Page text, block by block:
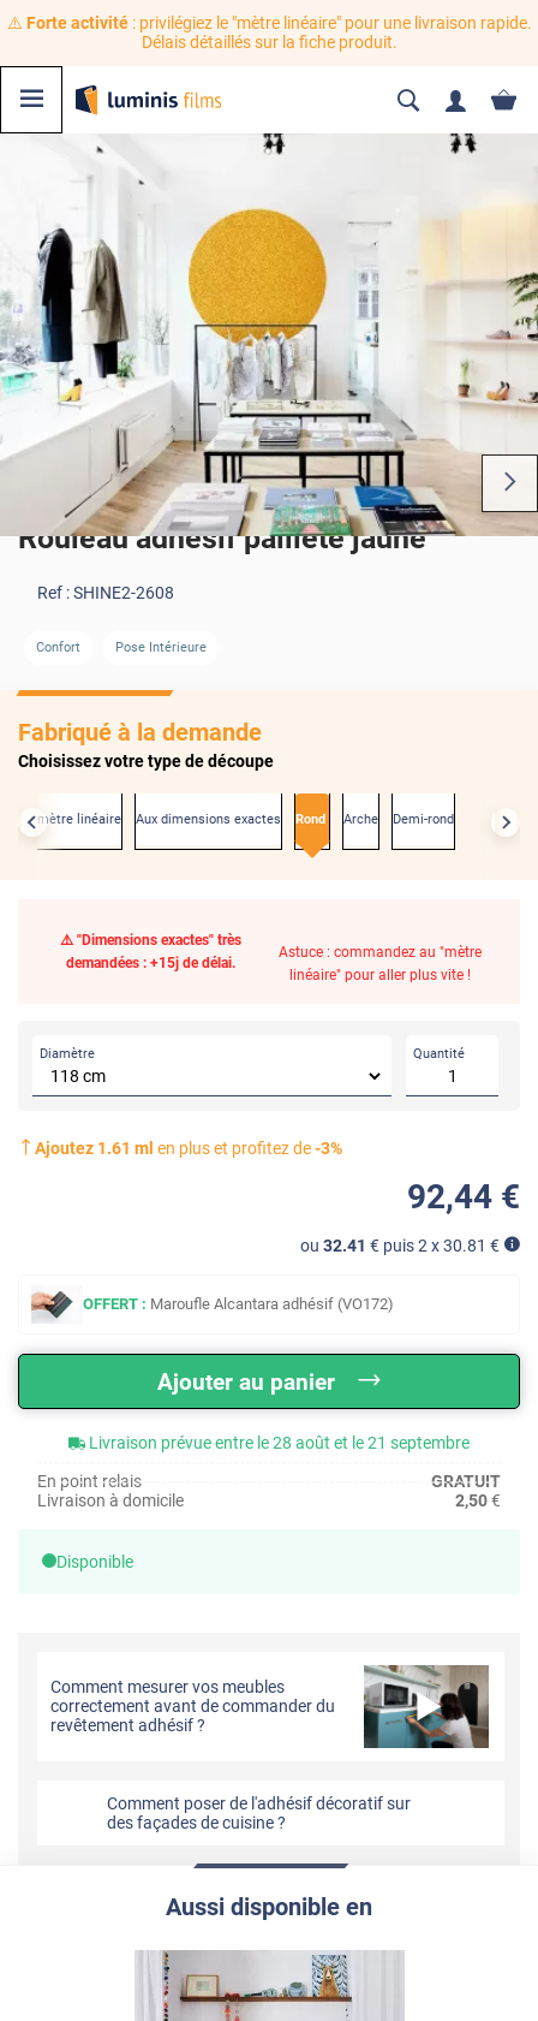
⚠️ Forte activité: privilégiez le "mètre linéaire" pour une livraison rapide.
Délais détaillés sur la fiche produit.
Rouleau adhésif pailleté jaune
Ref :SHINE2-2608
Confort Pose Intérieure
Fabriqué à la demande
Choisissez votre type de découpe
Au mètre linéaire Aux dimensions exactes Rond Arche Demi-rond
⚠️ "Dimensions exactes" très
demandées : +15j de délai.
Astuce : commandez au "mètre
linéaire" pour aller plus vite !
Diamètre Quantité
Ajoutez 1.61 ml en plus et profitez de-3%
92,44 €
ou 32.41 € puis 2 x30.81 €
OFFERT : Maroufle Alcantara adhésif (VO172)
Ajouter au panier
Livraison prévue entre le 28 août et le 21 septembre
En point relais
GRATUIT
Livraison à domicile
2,50€
Disponible
Comment mesurer vos meubles
correctement avant de commander du
revêtement adhésif ?
Comment poser de l'adhésif décoratif sur
des façades de cuisine ?
Aussi disponible en